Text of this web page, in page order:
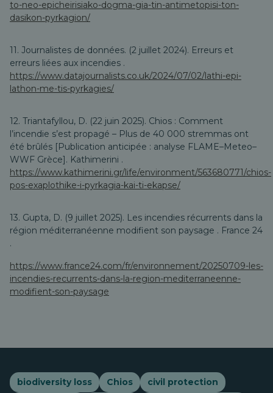
to-neo-epicheirisiako-dogma-gia-tin-antimetopisi-ton-
dasikon-pyrkagion/
11. Journalistes de données. (2 juillet 2024). Erreurs et
erreurs liées aux incendies .
https://www.datajournalists.co.uk/2024/07/02/lathi-epi-
lathon-me-tis-pyrkagies/
12. Triantafyllou, D. (22 juin 2025). Chios : Comment
l’incendie s’est propagé – Plus de 40 000 stremmas ont
été brûlés [Publication anticipée : analyse FLAME–Meteo–
WWF Grèce]. Kathimerini .
https://www.kathimerini.gr/life/environment/563680771/chios-
pos-exaplothike-i-pyrkagia-kai-ti-ekapse/
13. Gupta, D. (9 juillet 2025). Les incendies récurrents dans la
région méditerranéenne modifient son paysage . France 24
.
https://www.france24.com/fr/environnement/20250709-les-
incendies-recurrents-dans-la-region-mediterraneenne-
modifient-son-paysage
biodiversity loss Chios
civil protection